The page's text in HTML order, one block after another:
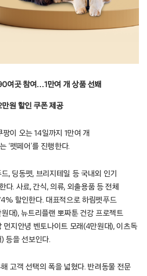
여곳 참여…1만여 개 상품 선봬
원 할인 쿠폰 제공
이 오는 14일까지 1만여 개
‘펫페어’를 진행한다.
, 딩동펫, 브리지테일 등 국내외 인기
다. 사료, 간식, 의류, 외출용품 등 전체
할인한다. 대표적으로 하림펫푸드
대), 뉴트리플랜 뽀짜툰 건강 프로젝트
먼지안녕 벤토나이트 모래(4만원대), 이츠독
등을 선보인다.
고객 선택의 폭을 넓혔다. 반려동물 전문